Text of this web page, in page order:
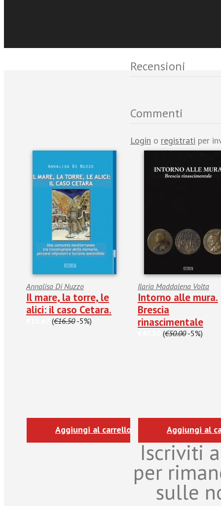
Recensioni
Commenti
Login o registrati per
Annalisa Di Nuzzo
Il mare, la torre, le
alici: il caso Cetara.
(€16.50-5%)
Aggiungi al carrello
Ilaria Maddalena Volta
Intorno alle mura.
Brescia
rinascimentale
(€50.00-5%)
Aggiungi al
Iscriviti
per
sulle